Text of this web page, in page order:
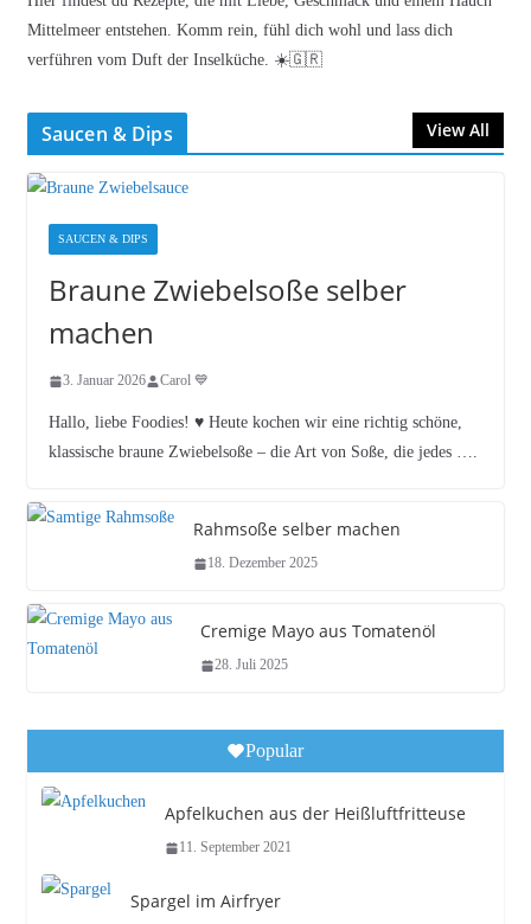
Mittelmeer entstehen. Komm rein, fühl dich wohl und lass dich
verführen vom Duft der Inselküche. ☀️🇬🇷
Saucen & Dips View All
SAUCEN & DIPS
Braune Zwiebelsoße selber
machen
3. Januar 2026 Carol 💙
Hallo, liebe Foodies! ♥︎ Heute kochen wir eine richtig schöne,
klassische braune Zwiebelsoße – die Art von Soße, die jedes ….
Rahmsoße selber machen
18. Dezember 2025
Cremige Mayo aus Tomatenöl
28. Juli 2025
Popular
Apfelkuchen aus der Heißluftfritteuse
11. September 2021
Spargel im Airfryer